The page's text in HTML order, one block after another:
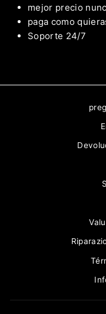
mejor precio
paga como
Soporte 24/7